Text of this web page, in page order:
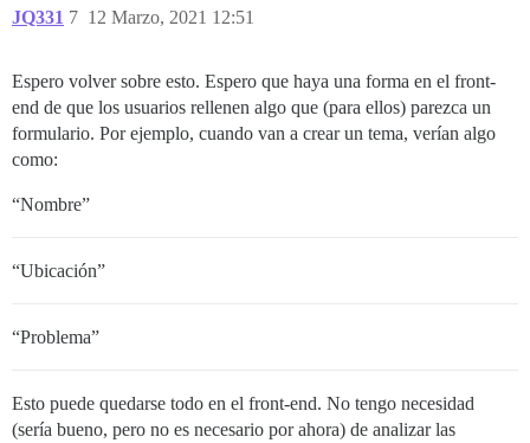
JQ331 12 Marzo, 2021 12:51
7
Espero volver sobre esto. Espero que haya una forma en el front-
end de que los usuarios rellenen algo que (para ellos) parezca un
formulario. Por ejemplo, cuando van a crear un tema, verían algo
como:
“Nombre”
“Ubicación”
“Problema”
Esto puede quedarse todo en el front-end. No tengo necesidad
(sería bueno, pero no es necesario por ahora) de analizar las